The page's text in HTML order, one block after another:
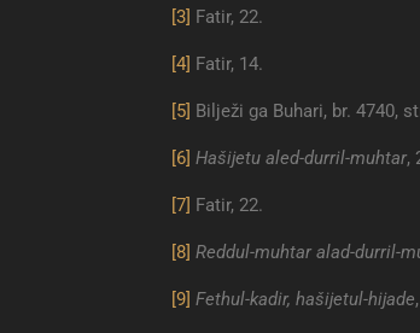
[3] Fatir, 22.
[4] Fatir, 14.
[5] Bilježi ga Buhari, br. 4740,
[6] Hašijetu aled-durril-muhtar,
[7] Fatir, 22.
[8] Reddul-muhtar alad-durril-
[9] Fethul-kadir, hašijetul-hijade